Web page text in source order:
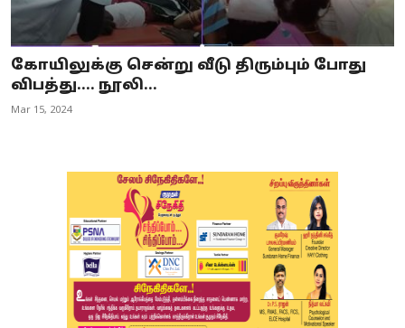
கோயிலுக்கு சென்று வீடு திரும்பும் போது
விபத்து.... நூலி...
Mar 15, 2024